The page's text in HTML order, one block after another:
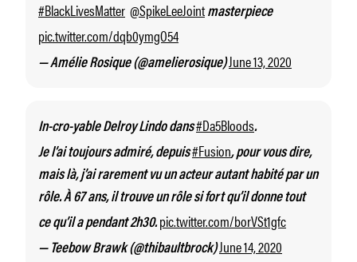
#BlackLivesMatter @SpikeLeeJointmasterpiece
pic.twitter.com/dqb0ymgO54
— Amélie Rosique (@amelierosique)June 13, 2020
In-cro-yable Delroy Lindo dans#Da5Bloods.
Je l’ai toujours admiré, depuis#Fusion, pour vous dire,
mais là, j’ai rarement vu un acteur autant habité par un
rôle. À 67 ans, il trouve un rôle si fort qu’il donne tout
ce qu’il a pendant 2h30.pic.twitter.com/borVSt1gfc
— Teebow Brawk (@thibaultbrock)June 14, 2020